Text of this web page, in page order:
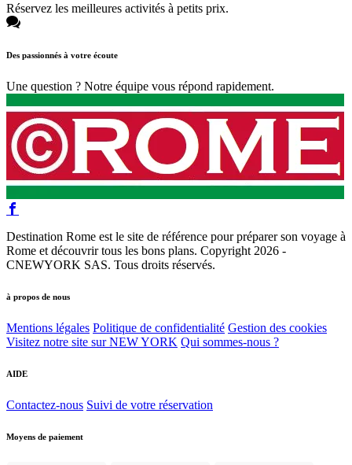
Réservez les meilleures activités à petits prix.
Des passionnés à votre écoute
Une question ? Notre équipe vous répond rapidement.
Destination Rome est le site de référence pour préparer son voyage à
Rome et découvrir tous les bons plans. Copyright 2026 -
CNEWYORK SAS. Tous droits réservés.
à propos de nous
Mentions légales Politique de confidentialité Gestion des cookies
Visitez notre site sur NEW YORK Qui sommes-nous ?
AIDE
Contactez-nous Suivi de votre réservation
Moyens de paiement